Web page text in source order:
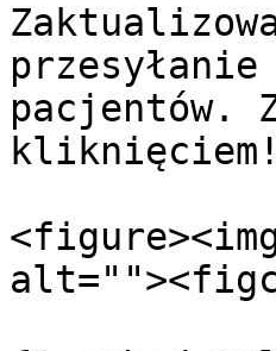
pacjentów.
kliknięciem!